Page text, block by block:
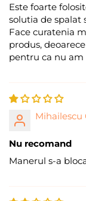
Este foarte
solutia de spalat
Face curatenia
produs,
pentru ca nu am
Mihailescu
Nu recomand
Manerul s-a